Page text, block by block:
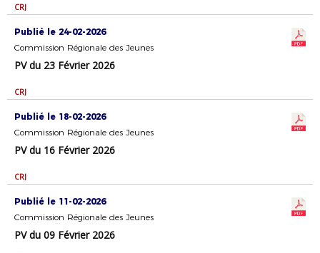
CRJ
Publié le 24-02-2026
Commission Régionale des Jeunes
PV du 23 Février 2026
CRJ
Publié le 18-02-2026
Commission Régionale des Jeunes
PV du 16 Février 2026
CRJ
Publié le 11-02-2026
Commission Régionale des Jeunes
PV du 09 Février 2026